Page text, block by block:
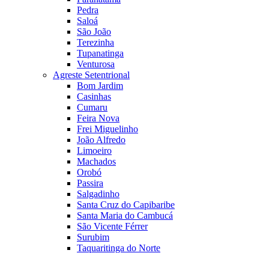
Pedra
Saloá
São João
Terezinha
Tupanatinga
Venturosa
Agreste Setentrional
Bom Jardim
Casinhas
Cumaru
Feira Nova
Frei Miguelinho
João Alfredo
Limoeiro
Machados
Orobó
Passira
Salgadinho
Santa Cruz do Capibaribe
Santa Maria do Cambucá
São Vicente Férrer
Surubim
Taquaritinga do Norte